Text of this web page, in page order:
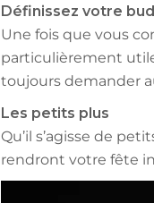
Définissez votre
Une fois que vous
particulièrement
toujours demander
Les petits plus
Qu’il s’agisse de
rendront votre fête